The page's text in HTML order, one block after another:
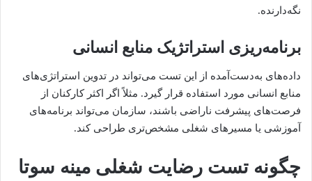
نگه‌دارنده.
برنامه‌ریزی استراتژیک منابع انسانی
داده‌های به‌دست‌آمده از این تست می‌تواند در تدوین استراتژی‌های
منابع انسانی مورد استفاده قرار گیرد. مثلاً اگر اکثر کارکنان از
فرصت‌های پیشرفت ناراضی باشند، سازمان می‌تواند برنامه‌های
آموزشی یا مسیرهای شغلی مشخص‌تری طراحی کند.
چگونه تست رضایت شغلی مینه سوتا